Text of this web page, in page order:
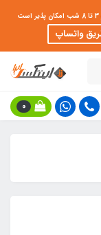
واتساپ
0